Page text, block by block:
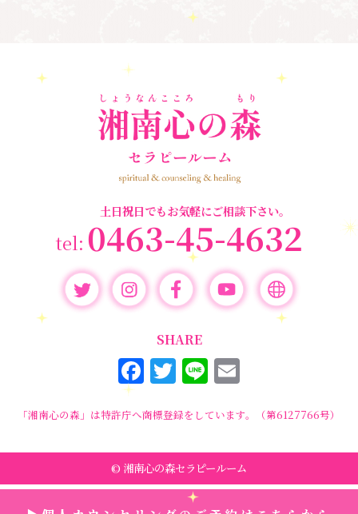
個人セッション(65)
(72)
勉強会・セミナー(55)
(17)
土日祝日でもお気軽にご相談下さい。
0463-45-4632
SHARE
F
a
c
e
b
o
T
w
it
te
r
Li
n
e ai
l
「湘南心の森」は特許庁へ商標登録をしています。（第6127766号）
© 湘南心の森セラピールーム